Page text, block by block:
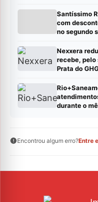
Santíssimo
com
no segundo
Nexxera
recebe, pelo
Prata do
durante o
Encontrou algum erro?Entre